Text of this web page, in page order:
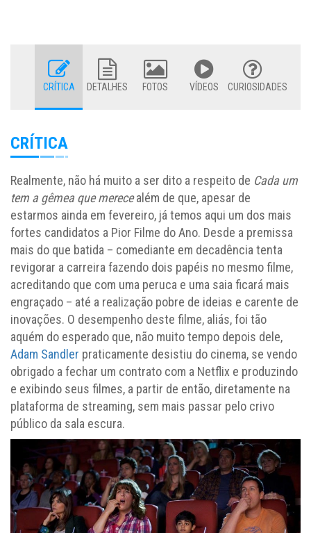
CRÍTICA DETALHES FOTOS VÍDEOS CURIOSIDADES
CRÍTICA
Realmente, não há muito a ser dito a respeito de Cada um
tem a gêmea que merecealém de que, apesar de
estarmos ainda em fevereiro, já temos aqui um dos mais
fortes candidatos a Pior Filme do Ano. Desde a premissa
mais do que batida – comediante em decadência tenta
revigorar a carreira fazendo dois papéis no mesmo filme,
acreditando que com uma peruca e uma saia ficará mais
engraçado – até a realização pobre de ideias e carente de
inovações. O desempenho deste filme, aliás, foi tão
aquém do esperado que, não muito tempo depois dele,
Adam Sandler praticamente desistiu do cinema, se vendo
obrigado a fechar um contrato com a Netflix e produzindo
e exibindo seus filmes, a partir de então, diretamente na
plataforma de streaming, sem mais passar pelo crivo
público da sala escura.